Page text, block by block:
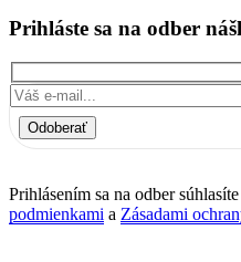
Prihláste sa na odber
Odoberať
Prihlásením sa na odber
podmienkami a Zásadami